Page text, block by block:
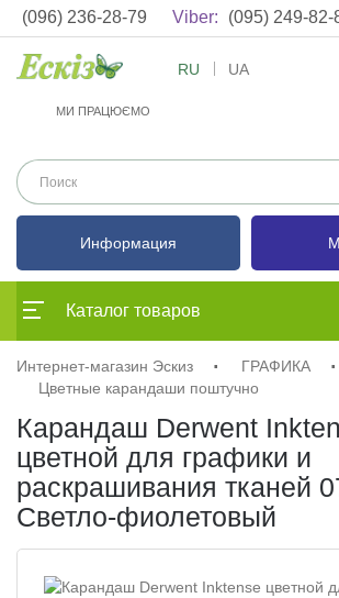
(096) 236-28-79 Viber: (095) 249-82-
МИ ПРАЦЮЄМО
RU UA
Информация
Каталог товаров
Интернет-магазин Эскиз
ГРАФИКА
Цветные карандаши поштучно
Карандаш Derwent
цветной для графики и
раскрашивания тканей
Светло-фиолетовый